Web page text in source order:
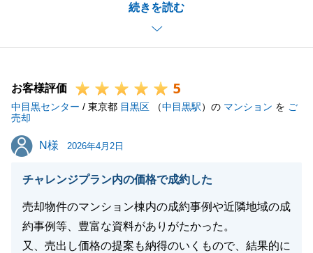
続きを読む
し付けくださいませ。
ご子息様も多々ご協力くださり、感謝申し上げます。
閉じる
お客様評価 5
中目黒センター / 東京都 目黒区 （中目黒駅）の マンション を ご
売却
N様
N様 2026年4月2日
チャレンジプラン内の価格で成約した
売却物件のマンション棟内の成約事例や近隣地域の成
約事例等、豊富な資料がありがたかった。
又、売出し価格の提案も納得のいくもので、結果的に